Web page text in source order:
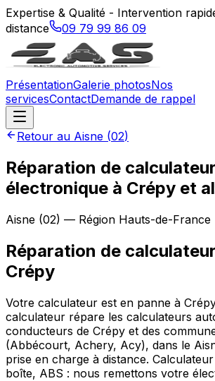
Expertise & Qualité - Intervention
distance
09 79 99 86 09
PrésentationGalerie photosNos
servicesContactDemande de rappel
Retour au Aisne (02)
Réparation de calculateur
électronique à Crépy et
Aisne (02) — Région Hauts-de-France
Réparation de
Crépy
Votre calculateur est en panne à
calculateur répare les calculateurs
conducteurs de Crépy et des
(Abbécourt, Achery, Acy), dans le
prise en charge à distance.
boîte, ABS : nous remettons votre